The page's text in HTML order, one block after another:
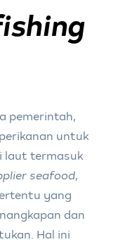
pemerintah,
untuk
laut termasuk
seafood,
yang
dan
Hal ini